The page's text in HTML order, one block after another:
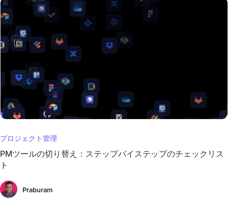
プロジェクト管理
PMツールの切り替え：ステップバイステップのチェックリス
ト
Praburam